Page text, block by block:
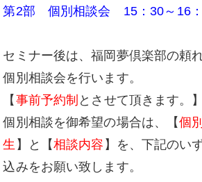
第2部 個別相談会 15：30～16
セミナー後は、福岡夢倶楽部の頼
個別相談会を行います。
【 事前予約制 とさせて頂きます。】
個別相談を御希望の場合は、【個
生 】と【相談内容 】を、下記のい
込みをお願い致します。